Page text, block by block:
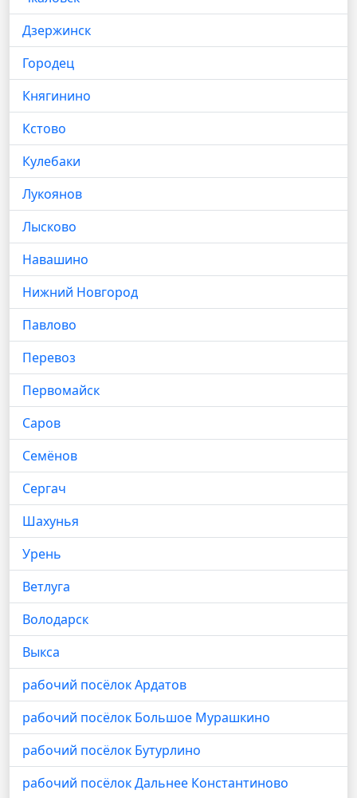
Дзержинск
Городец
Княгинино
Кстово
Кулебаки
Лукоянов
Лысково
Навашино
Нижний Новгород
Павлово
Перевоз
Первомайск
Саров
Семёнов
Сергач
Шахунья
Урень
Ветлуга
Володарск
Выкса
рабочий посёлок Ардатов
рабочий посёлок Большое Мурашкино
рабочий посёлок Бутурлино
рабочий посёлок Дальнее Константиново